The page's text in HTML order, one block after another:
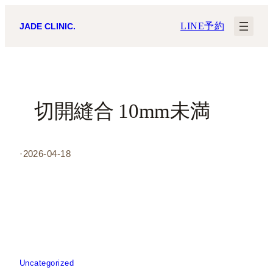
JADE CLINIC. LINE予約
切開縫合 10mm未満
·2026-04-18
Uncategorized